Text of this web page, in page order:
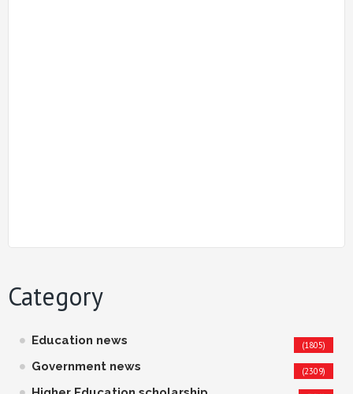
Category
Education news (1805)
Government news (2309)